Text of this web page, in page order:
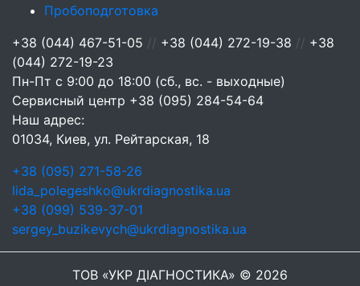
Пробоподготовка
+38 (044) 467-51-05 // +38 (044) 272-19-38 // +38
(044) 272-19-23
Пн-Пт с 9:00 до 18:00 (сб., вс. - выходные)
Сервисный центр +38 (095) 284-54-64
Наш адрес:
01034, Киев, ул. Рейтарская, 18
+38 (095) 271-58-26
lida_polegeshko@ukrdiagnostika.ua
+38 (099) 539-37-01
sergey_buzikevych@ukrdiagnostika.ua
ТОВ «УКР ДІАГНОСТИКА» © 2026